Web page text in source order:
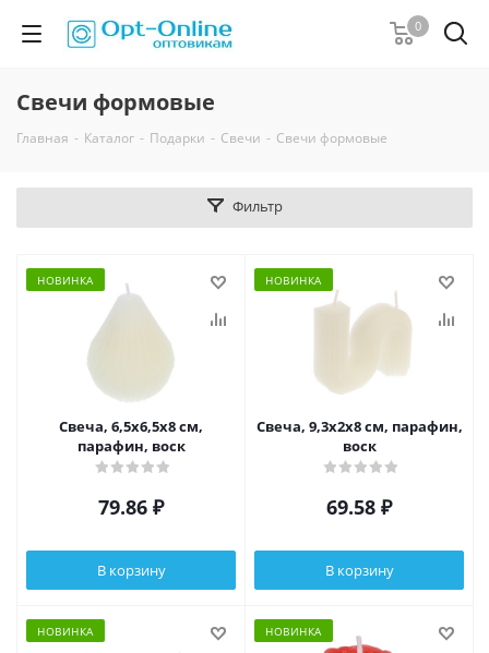
0
Свечи формовые
Главная - Каталог - Подарки - Свечи - Свечи формовые
Фильтр
НОВИНКА
Свеча, 6,5x6,5x8 см,
парафин, воск
79.86 ₽
В корзину
НОВИНКА
Свеча, 9,3x2x8 см, парафин,
воск
69.58 ₽
В корзину
НОВИНКА НОВИНКА